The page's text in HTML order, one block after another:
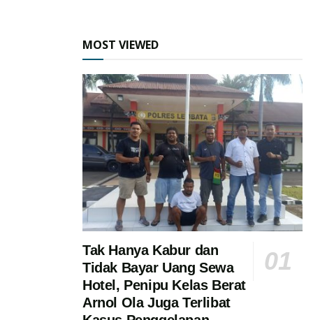
MOST VIEWED
Tak Hanya Kabur dan
Tidak Bayar Uang Sewa
Hotel, Penipu Kelas Berat
Arnol Ola Juga Terlibat